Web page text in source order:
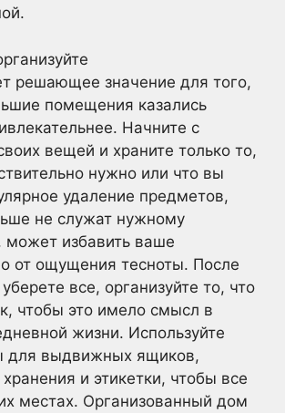
решающее значение для того,
помещения казались
Начните с
вещей и храните только то,
нужно или что вы
удаление предметов,
не служат нужному
может избавить ваше
от ощущения тесноты. После
все, организуйте то, что
чтобы это имело смысл в
жизни. Используйте
для выдвижных ящиков,
и этикетки, чтобы все
местах. Организованный дом